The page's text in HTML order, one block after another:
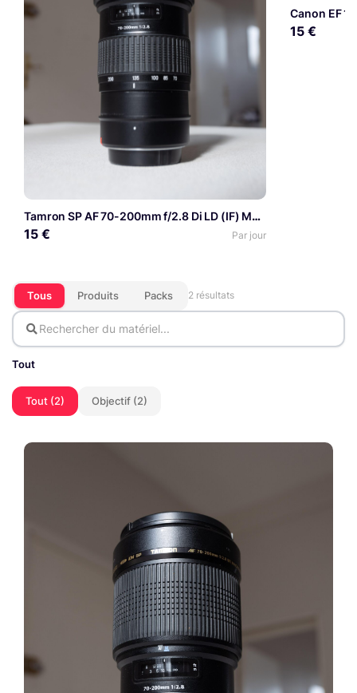
Tamron SP AF 70-200mm f/2.8 Di LD (IF) Macro - Monture Canon EF
15 € Par jour
Canon EF
15 €
Tous Produits Packs 2 résultats
Tout
Tout (2) Objectif (2)